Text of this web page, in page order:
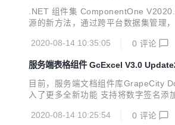
.NET 组件集 ComponentOne
源的新方法，通过跨平台数据集管理
2020-08-14 10:35:05
0 评论
服务端表格组件 GcExcel V3.0
目前，服务端文档组件库GrapeCity
入了更多全新功能 支持将数字签名
2020-08-14 10:25:54
0 评论